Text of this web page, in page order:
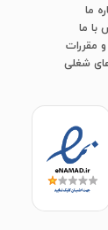
ما
با ما
مقررات
شغلی